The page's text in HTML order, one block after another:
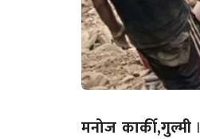
मनोज कार्की,गुल्मी